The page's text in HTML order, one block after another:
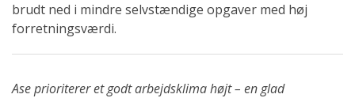
brudt ned i mindre selvstændige opgaver med høj
forretningsværdi.
Ase prioriterer et godt arbejdsklima højt – en glad